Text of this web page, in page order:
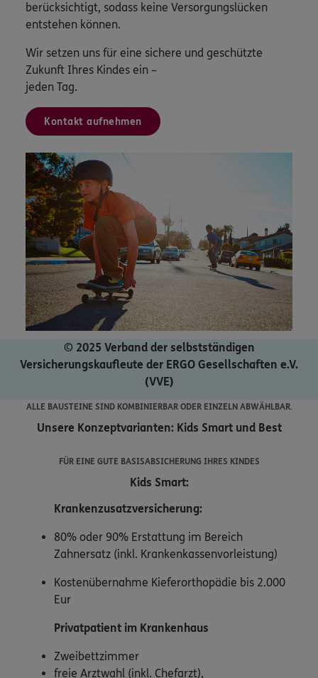
berücksichtigt, sodass keine Versorgungslücken
entstehen können.
Wir setzen uns für eine sichere und geschützte
Zukunft Ihres Kindes ein –
jeden Tag.
Kontakt aufnehmen
© 2025 Verband der selbstständigen
Versicherungskaufleute der ERGO Gesellschaften e.V.
(VVE)
ALLE BAUSTEINE SIND KOMBINIERBAR ODER EINZELN ABWÄHLBAR.
Unsere Konzeptvarianten: Kids Smart und Best
FÜR EINE GUTE BASISABSICHERUNG IHRES KINDES
Kids Smart:
Krankenzusatzversicherung:
80% oder 90% Erstattung im Bereich
Zahnersatz (inkl. Krankenkassenvorleistung)
Kostenübernahme Kieferorthopädie bis 2.000
Eur
Privatpatient im Krankenhaus
Zweibettzimmer
freie Arztwahl (inkl. Chefarzt),